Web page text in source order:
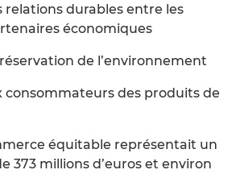
relations durables entre les
économiques
de l’environnement
consommateurs des produits de
équitable représentait un
373 millions d’euros et environ